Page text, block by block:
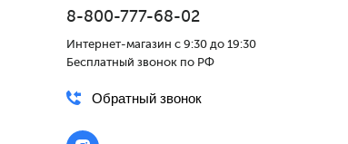
8-800-777-68-02
Интернет-магазин с 9:30 до 19:30
Бесплатный звонок по РФ
Обратный звонок